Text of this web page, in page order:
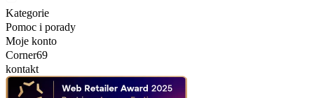
Kategorie
Pomoc i porady
Moje konto
Corner69
kontakt